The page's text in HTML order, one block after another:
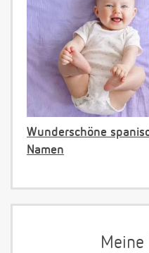
Wunderschöne
Namen